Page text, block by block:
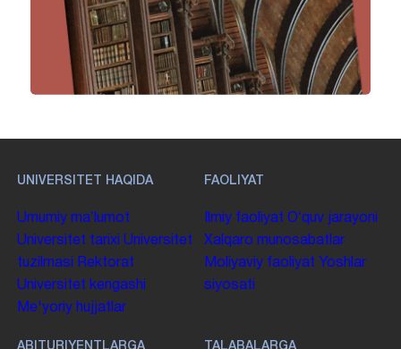
UNIVERSITET HAQIDA
Umumiy maʼlumot
Universitet tarixi Universitet
tuzilmasi
Rektorat
Universitet kengashi
Me'yoriy hujjatlar
FAOLIYAT
Ilmiy faoliyat Oʻquv jarayoni
Xalqaro munosabatlar
Moliyaviy faoliyat Yoshlar
siyosati
ABITURIYENTLARGA TALABALARGA